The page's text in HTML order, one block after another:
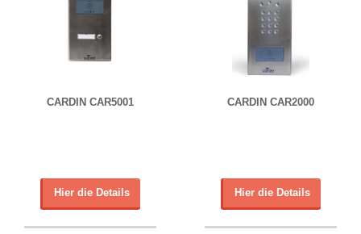
CARDIN CAR5001
Hier die Details
CARDIN CAR2000
Hier die Details